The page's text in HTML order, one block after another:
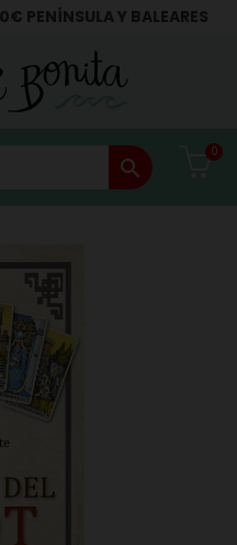
PENÍNSULA Y BALEARES
search
0